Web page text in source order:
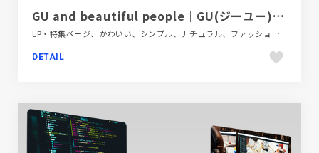
GU and beautiful people｜GU(ジーユー)公式オンラインストア
LP・特集ページ、かわいい、シンプル、ナチュラル、ファッション・ビューティー、ホワイト系、大きめ写真
DETAIL